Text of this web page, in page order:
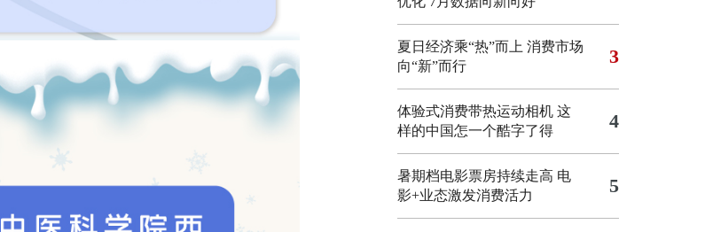
夏日经济乘“热”而上 消费市场
向“新”而行
3
体验式消费带热运动相机 这
样的中国怎一个酷字了得
4
暑期档电影票房持续走高 电
影+业态激发消费活力
5